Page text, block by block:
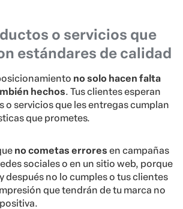
o servicios que
estándares de calidad
no solo hacen falta
hechos. Tus clientes esperan
o servicios que les entregas cumplan
que prometes.
no cometas errores en campañas
sociales o en un sitio web, porque
después no lo cumples o tus clientes
que tendrán de tu marca no